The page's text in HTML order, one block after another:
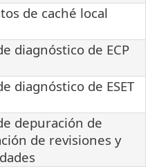
de caché local
diagnóstico de ECP
diagnóstico de ESET
depuración de
de revisiones y